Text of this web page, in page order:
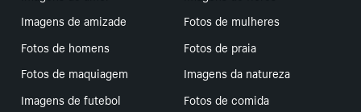
Imagens de amizade
Fotos de mulheres
Fotos de homens
Fotos de praia
Fotos de maquiagem
Imagens da natureza
Imagens de futebol
Fotos de comida